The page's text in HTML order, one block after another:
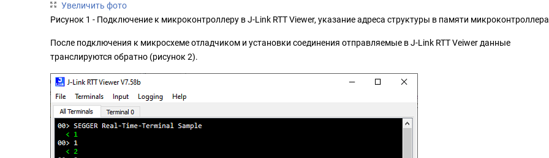
Увеличить фото
Рисунок 1 - Подключение к микроконтроллеру в J-Link RTT Viewer, указание адреса структуры в памяти микроконтроллера
После подключения к микросхеме отладчиком и установки соединения отправляемые в J-Link RTT Veiwer данные
транслируются обратно (рисунок 2).